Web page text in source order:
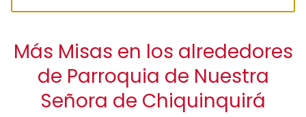
Más Misas en los alrededores
de Parroquia de Nuestra
Señora de Chiquinquirá